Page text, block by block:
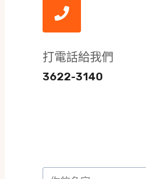
打電話給我們
3622-3140